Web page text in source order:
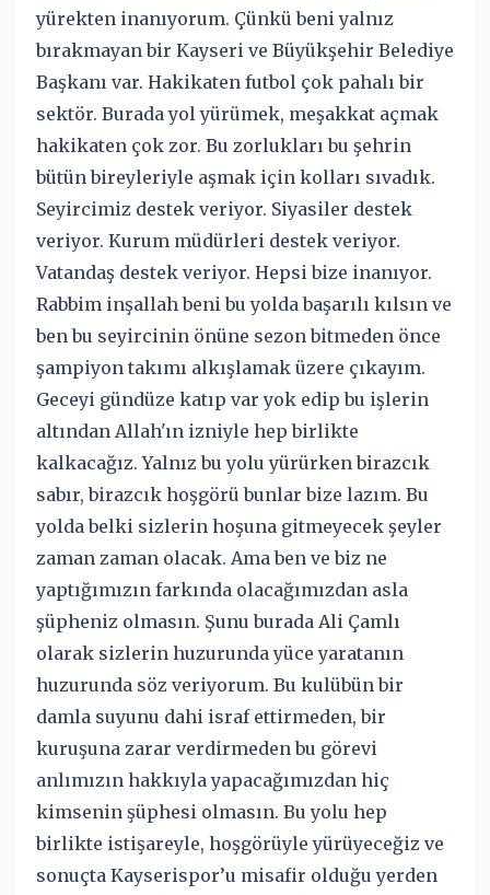
yürekten inanıyorum. Çünkü beni yalnız
bırakmayan bir Kayseri ve Büyükşehir Belediye
Başkanı var. Hakikaten futbol çok pahalı bir
sektör. Burada yol yürümek, meşakkat açmak
hakikaten çok zor. Bu zorlukları bu şehrin
bütün bireyleriyle aşmak için kolları sıvadık.
Seyircimiz destek veriyor. Siyasiler destek
veriyor. Kurum müdürleri destek veriyor.
Vatandaş destek veriyor. Hepsi bize inanıyor.
Rabbim inşallah beni bu yolda başarılı kılsın ve
ben bu seyircinin önüne sezon bitmeden önce
şampiyon takımı alkışlamak üzere çıkayım.
Geceyi gündüze katıp var yok edip bu işlerin
altından Allah'ın izniyle hep birlikte
kalkacağız. Yalnız bu yolu yürürken birazcık
sabır, birazcık hoşgörü bunlar bize lazım. Bu
yolda belki sizlerin hoşuna gitmeyecek şeyler
zaman zaman olacak. Ama ben ve biz ne
yaptığımızın farkında olacağımızdan asla
şüpheniz olmasın. Şunu burada Ali Çamlı
olarak sizlerin huzurunda yüce yaratanın
huzurunda söz veriyorum. Bu kulübün bir
damla suyunu dahi israf ettirmeden, bir
kuruşuna zarar verdirmeden bu görevi
anlımızın hakkıyla yapacağımızdan hiç
kimsenin şüphesi olmasın. Bu yolu hep
birlikte istişareyle, hoşgörüyle yürüyeceğiz ve
sonuçta Kayserispor’u misafir olduğu yerden